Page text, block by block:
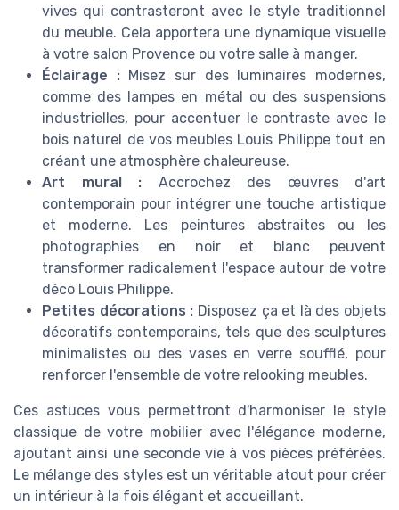
vives qui contrasteront avec le style traditionnel
du meuble. Cela apportera une dynamique visuelle
à votre salon Provence ou votre salle à manger.
Éclairage :Misez sur des luminaires modernes,
comme des lampes en métal ou des suspensions
industrielles, pour accentuer le contraste avec le
bois naturel de vos meubles Louis Philippe tout en
créant une atmosphère chaleureuse.
Art mural : Accrochez des œuvres d'art
contemporain pour intégrer une touche artistique
et moderne. Les peintures abstraites ou les
photographies en noir et blanc peuvent
transformer radicalement l'espace autour de votre
déco Louis Philippe.
Petites décorations : Disposez ça et là des objets
décoratifs contemporains, tels que des sculptures
minimalistes ou des vases en verre soufflé, pour
renforcer l'ensemble de votre relooking meubles.
Ces astuces vous permettront d'harmoniser le style
classique de votre mobilier avec l'élégance moderne,
ajoutant ainsi une seconde vie à vos pièces préférées.
Le mélange des styles est un véritable atout pour créer
un intérieur à la fois élégant et accueillant.